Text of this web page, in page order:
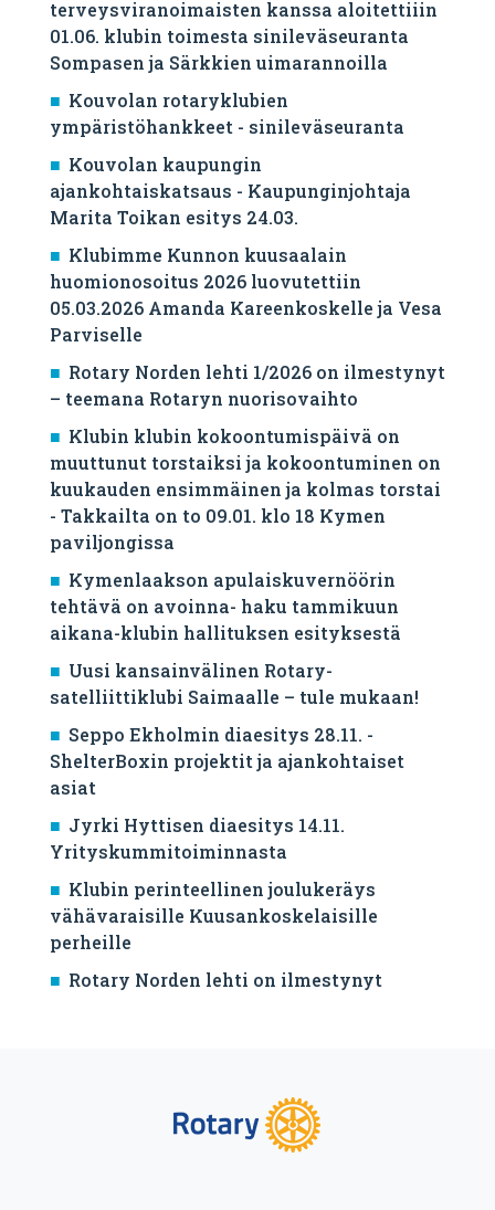
terveysviranoimaisten kanssa aloitettiiin
01.06. klubin toimesta sinileväseuranta
Sompasen ja Särkkien uimarannoilla
Kouvolan rotaryklubien
ympäristöhankkeet - sinileväseuranta
Kouvolan kaupungin
ajankohtaiskatsaus - Kaupunginjohtaja
Marita Toikan esitys 24.03.
Klubimme Kunnon kuusaalain
huomionosoitus 2026 luovutettiin
05.03.2026 Amanda Kareenkoskelle ja Vesa
Parviselle
​Rotary Norden lehti 1/2026 on ilmestynyt
– teemana Rotaryn nuorisovaihto
Klubin klubin kokoontumispäivä on
muuttunut torstaiksi ja kokoontuminen on
kuukauden ensimmäinen ja kolmas torstai
- Takkailta on to 09.01. klo 18 Kymen
paviljongissa
Kymenlaakson apulaiskuvernöörin
tehtävä on avoinna- haku tammikuun
aikana-klubin hallituksen esityksestä
Uusi kansainvälinen Rotary-
satelliittiklubi Saimaalle – tule mukaan!
Seppo Ekholmin diaesitys 28.11. -
ShelterBoxin projektit ja ajankohtaiset
asiat
Jyrki Hyttisen diaesitys 14.11.
Yrityskummitoiminnasta
Klubin perinteellinen joulukeräys
vähävaraisille Kuusankoskelaisille
perheille
Rotary Norden lehti on ilmestynyt